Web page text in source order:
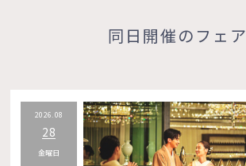
同日開催のフェア
2026.08
28
金曜日